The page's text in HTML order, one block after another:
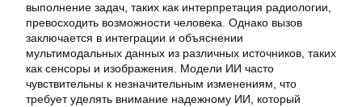
выполнение задач, таких как интерпретация радиологии,
превосходить возможности человека. Однако вызов
заключается в интеграции и объяснении
мультимодальных данных из различных источников, таких
как сенсоры и изображения. Модели ИИ часто
чувствительны к незначительным изменениям, что
требует уделять внимание надежному ИИ, который